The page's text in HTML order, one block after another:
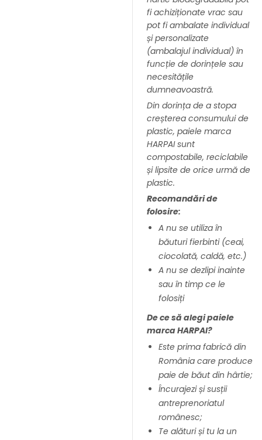
fi achiziționate vrac sau
pot fi ambalate individual
și personalizate
(ambalajul individual) în
funcție de dorințele sau
necesitățile
dumneavoastră.
Din dorința de a stopa
creșterea consumului de
plastic, paiele marca
HARPAI sunt
compostabile, reciclabile
și lipsite de orice urmă de
plastic.
Recomandări de
folosire:
A nu se utiliza în
băuturi fierbinti (ceai,
ciocolată, caldă, etc.)
A nu se dezlipi inainte
sau în timp ce le
folosiți
De ce să alegi paiele
marca HARPAI?
Este prima fabrică din
România care produce
paie de băut din hârtie;
Încurajezi și susții
antreprenoriatul
românesc;
Te alături și tu la un